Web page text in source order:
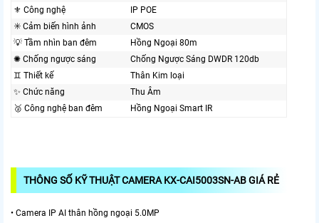
⚜️ Công nghệ
IP POE
✳️ Cảm biến hình ảnh
CMOS
💡 Tầm nhìn ban đêm
Hồng Ngoại 80m
✺ Chống ngược sáng
Chống Ngược Sáng DWDR 120db
♊ Thiết kế
Thân Kim loại
✨ Chức năng
Thu Âm
🥈️ Công nghệ ban đêm
Hồng Ngoại Smart IR
THÔNG SỐ KỸ THUẬT CAMERA KX-CAI5003SN-AB GIÁ RẺ
• Camera IP AI thân hồng ngoại 5.0MP